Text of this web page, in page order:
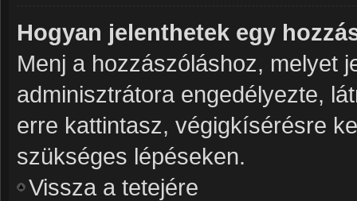
Hogyan jelenthetek egy
Menj a hozzászóláshoz, melyet
adminisztrátora engedélyezte,
erre kattintasz, végigkísérésre
szükséges lépéseken.
Vissza a tetejére